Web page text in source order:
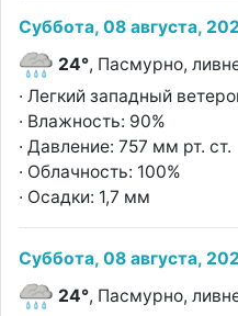
Суббота, 08 августа,
24°, Пасмурно,
· Легкий западный
· Влажность: 90%
· Давление: 757 мм рт. ст.
· Облачность: 100%
· Осадки: 1,7 мм
Суббота, 08 августа,
24°, Пасмурно,